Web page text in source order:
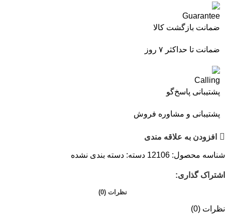
ضمانت بازگشت کالا
ضمانت تا حداکثر ۷ روز
پشتیبانی پاسخ‌گو
پشتیبانی و مشاوره فروش
افزودن به علاقه مندی
شناسه محصول: 12106 دسته: دسته بندی نشده
اشتراک گذاری:
نظرات (0)
نظرات (0)